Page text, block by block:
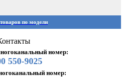
по модели
номер:
550-9025
номер: